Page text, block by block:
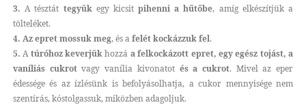
3. A tésztát tegyükegy kicsitpihenni a hűtőbe, amíg elkészítjük a
tölteléket.
4. Az epret mossuk meg, és afelét kockázzuk fel.
5. Atúróhoz keverjükhozzá a felkockázott epret, egy egész tojást, a
vaníliás cukrotvagy vanília kivonatot és a cukrot. Mivel az eper
édessége és az ízlésünk is befolyásolhatja, a cukor mennyisége nem
szentírás, kóstolgassuk, miközben adagoljuk.